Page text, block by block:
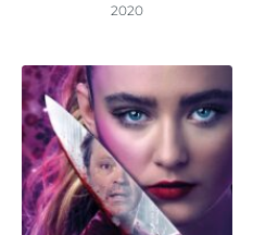
2020